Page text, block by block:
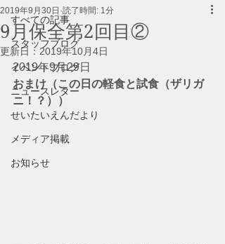
すべての記事
スタッフブログ
イベントブログ
ニュースレター
せいたいえんだより
メディア掲載
お知らせ
9月保全第2回目②
2019年9月30日 読了時間: 1分
更新日： 2019年10月4日
2019年9月29日
おまけ（この日の軽食と試食（ザリガ
ニ！？））